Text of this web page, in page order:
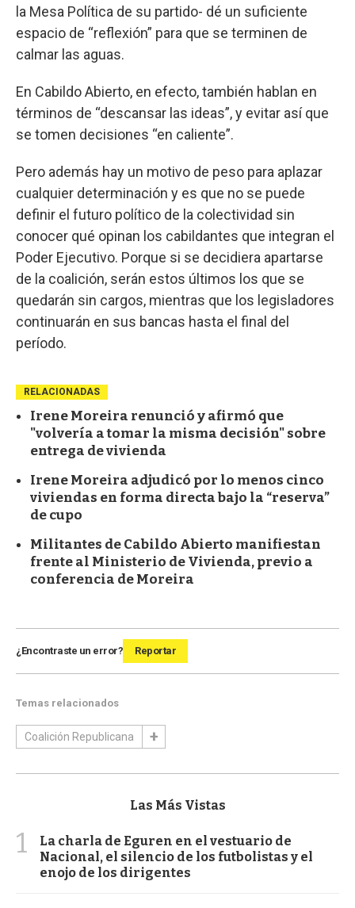
la Mesa Política de su partido- dé un suficiente
espacio de “reflexión” para que se terminen de
calmar las aguas.
En Cabildo Abierto, en efecto, también hablan en
términos de “descansar las ideas”, y evitar así que
se tomen decisiones “en caliente”.
Pero además hay un motivo de peso para aplazar
cualquier determinación y es que no se puede
definir el futuro político de la colectividad sin
conocer qué opinan los cabildantes que integran el
Poder Ejecutivo. Porque si se decidiera apartarse
de la coalición, serán estos últimos los que se
quedarán sin cargos, mientras que los legisladores
continuarán en sus bancas hasta el final del
período.
RELACIONADAS
Irene Moreira renunció y afirmó que
"volvería a tomar la misma decisión" sobre
entrega de vivienda
Irene Moreira adjudicó por lo menos cinco
viviendas en forma directa bajo la “reserva”
de cupo
Militantes de Cabildo Abierto manifiestan
frente al Ministerio de Vivienda, previo a
conferencia de Moreira
¿Encontraste un error? Reportar
Temas relacionados
Coalición Republicana
Las Más Vistas
1
La charla de Eguren en el vestuario de
Nacional, el silencio de los futbolistas y el
enojo de los dirigentes